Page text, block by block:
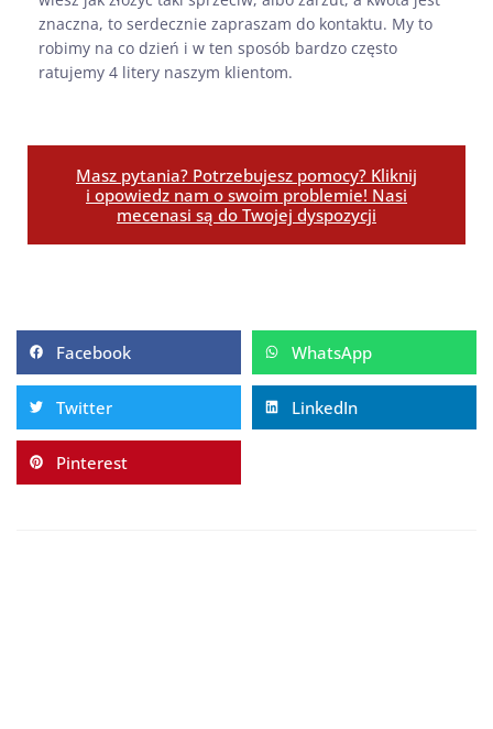
znaczna, to serdecznie zapraszam do kontaktu. My to
robimy na co dzień i w ten sposób bardzo często
ratujemy 4 litery naszym klientom.
Masz pytania? Potrzebujesz pomocy? Kliknij
i opowiedz nam o swoim problemie! Nasi
mecenasi są do Twojej dyspozycji
Facebook WhatsApp
Twitter LinkedIn
Pinterest